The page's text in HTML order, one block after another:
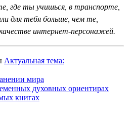
где ты учишься, в транспорте,
для тебя больше, чем те,
интернет-персонажей.
Актуальная тема:
мира
духовных ориентирах
книгах